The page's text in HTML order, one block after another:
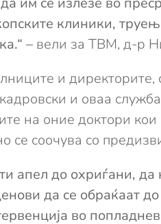
клиники,
– вели за ТВМ, д-р
и
и оваа
на оние доктори
се соочува со
апел до охриѓани, да
да се обраќаат
во